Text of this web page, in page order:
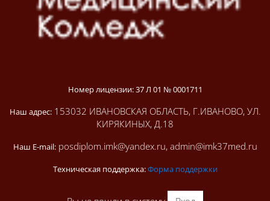
Номер лицензии: 37 Л 01 № 0001711
Наш адрес:153032 ИВАНОВСКАЯ ОБЛАСТЬ, Г.ИВАНОВО, УЛ.
КИРЯКИНЫХ, Д.18
Наш E-mail:posdiplom.imk@yandex.ru, admin@imk37med.ru
Техническая поддержка:Форма поддержки